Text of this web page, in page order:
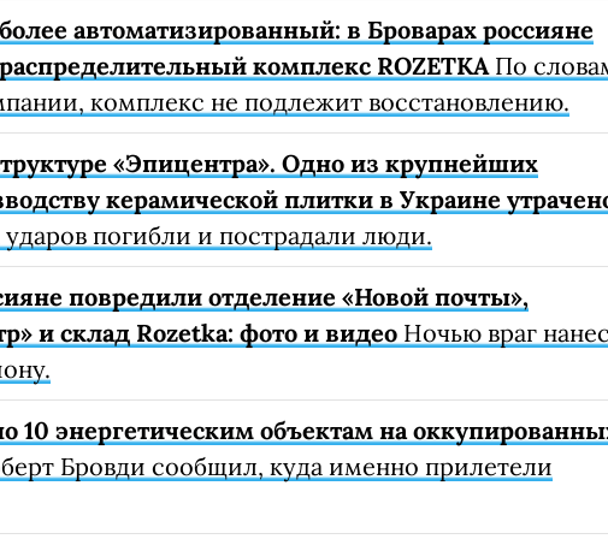
автоматизированный: в Броварах россияне
комплекс ROZETKAПо
комплекс не подлежит восстановлению.
«Эпицентра». Одно из крупнейших
керамической плитки в Украине
погибли и пострадали люди.
повредили отделение «Новой почты»,
и склад Rozetka: фото и видео Ночью враг нанес
10 энергетическим объектам на
Бровди сообщил, куда именно прилетели